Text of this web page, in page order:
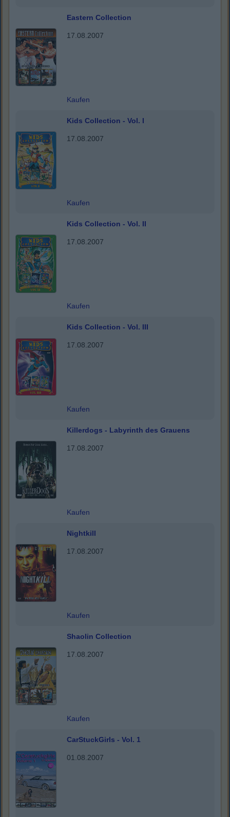
Eastern Collection
17.08.2007
Kaufen
Kids Collection - Vol. I
17.08.2007
Kaufen
Kids Collection - Vol. II
17.08.2007
Kaufen
Kids Collection - Vol. III
17.08.2007
Kaufen
Killerdogs - Labyrinth des Grauens
17.08.2007
Kaufen
Nightkill
17.08.2007
Kaufen
Shaolin Collection
17.08.2007
Kaufen
CarStuckGirls - Vol. 1
01.08.2007